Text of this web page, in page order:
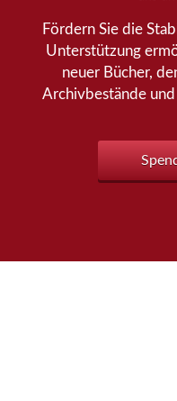
Fördern Sie die
Unterstützung
neuer Bücher,
Archivbestände